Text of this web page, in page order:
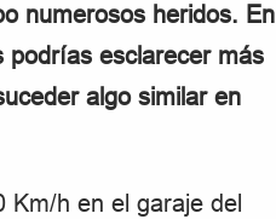
numerosos heridos. En
podrías esclarecer más
algo similar en
h en el garaje del